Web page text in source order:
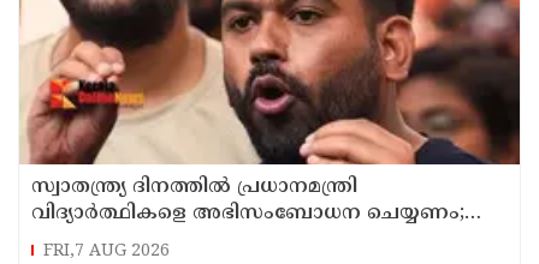
സ്വാതന്ത്ര്യ ദിനത്തില്‍ പ്രധാനമന്ത്രി
വിദ്യാര്‍ത്ഥികളെ അഭിസംബോധന ചെയ്യണം;
ആവശ്യവുമായി അഭിജീത് ദീപ്കെ
FRI,7 AUG 2026